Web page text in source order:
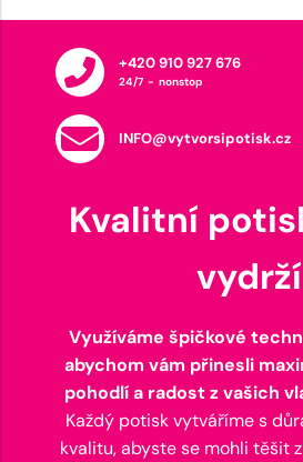
+420 910 927 676
24/7 - nonstop
INFO@vytvorsipotisk.cz
Kvalitní
vydrží
Využíváme špičkové
abychom vám přinesli
pohodlí a radost z vašich
Každý potisk vytváříme s
kvalitu, abyste se mohli těšit